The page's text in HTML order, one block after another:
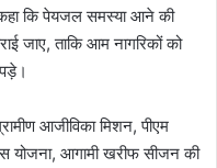
कहा कि पेयजल समस्या आने की
जाए, ताकि आम नागरिकों को
आजीविका मिशन, पीएम
योजना, आगामी खरीफ सीजन की